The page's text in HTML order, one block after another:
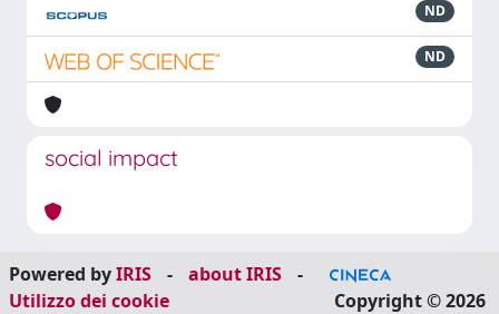
ND
ND
social impact
Powered byIRIS - about IRIS
-
Utilizzo dei cookie
Copyright © 2026